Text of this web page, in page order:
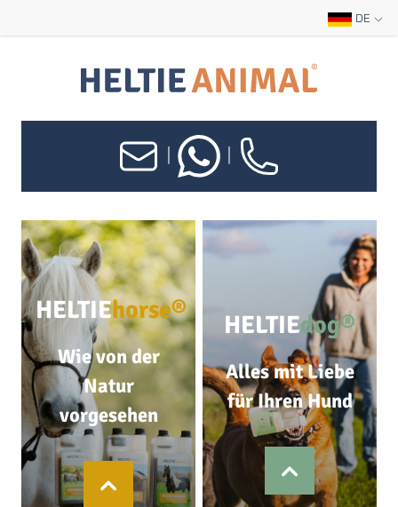
DE
HELTIEhorse®
Wie von der
Natur
vorgesehen
HELTIEdog®
Alles mit Liebe
für Ihren Hund